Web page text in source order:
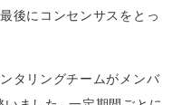
後にコンセンサスをとっ
タリングチームがメンバ